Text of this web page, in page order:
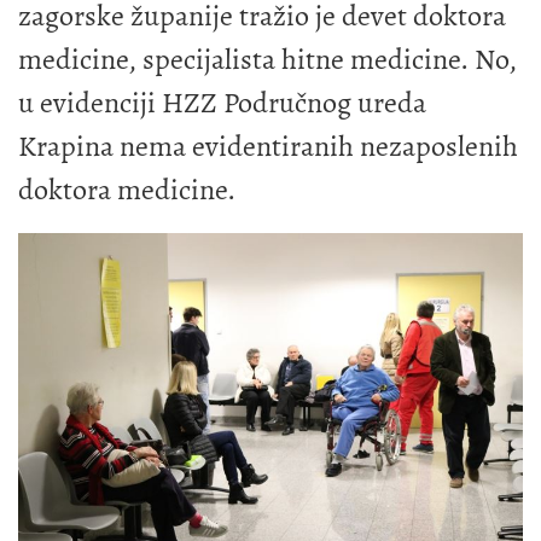
zagorske županije tražio je devet doktora
medicine, specijalista hitne medicine. No,
u evidenciji HZZ Područnog ureda
Krapina nema evidentiranih nezaposlenih
doktora medicine.